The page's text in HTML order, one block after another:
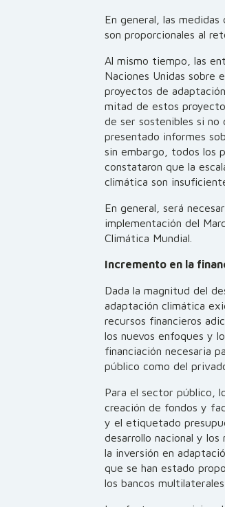
En general, las
son proporcionales al
Al mismo tiempo, las
Naciones Unidas sobre
proyectos de
mitad de estos
de ser sostenibles si no
presentado informes
sin embargo, todos los
constataron que la
climática son
En general, será
implementación del
Climática Mundial.
Incremento en la
Dada la magnitud del
adaptación climática
recursos financieros
los nuevos enfoques y
financiación necesaria
público como del
Para el sector público,
creación de fondos y
y el etiquetado
desarrollo nacional y
la inversión en
que se han estado
los bancos